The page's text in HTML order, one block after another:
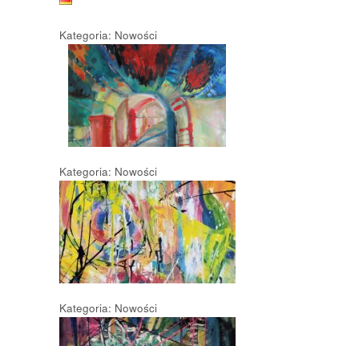
Kategoria: Nowości
Kategoria: Nowości
Kategoria: Nowości